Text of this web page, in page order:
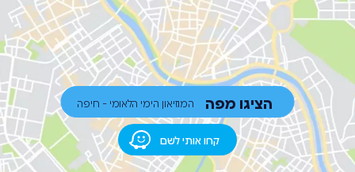
קחו אותי לשם
הציגו מפה המוזיאון הימי הלאומי - חיפה